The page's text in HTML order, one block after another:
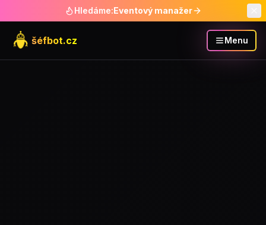
Hledáme:Eventový manažer
šéfbot.cz Menu